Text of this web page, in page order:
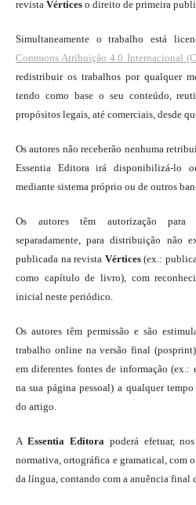
revista Vértices o direito de primeira
Simultaneamente o trabalho está
Commons Atribuição 4.0 Internacional
redistribuir os trabalhos por qualquer
tendo como base o seu conteúdo,
propósitos legais, até comerciais, desde
Os autores não receberão nenhuma
Essentia Editora irá disponibilizá-lo
mediante sistema próprio ou de outros
Os autores têm autorização para
separadamente, para distribuição não
publicada na revista Vértices(ex.:
como capítulo de livro), com
inicial neste periódico.
Os autores têm permissão e são
trabalho online na versão final
em diferentes fontes de informação
na sua página pessoal) a qualquer tempo
do artigo.
A Essentia Editora poderá efetuar,
normativa, ortográfica e gramatical, com
da língua, contando com a anuência final